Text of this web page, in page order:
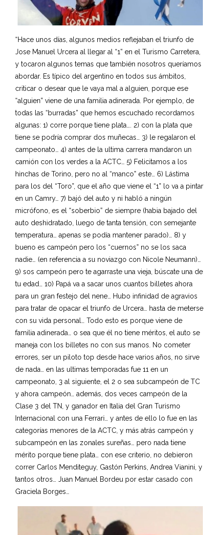
“Hace unos días, algunos medios reflejaban el triunfo de
Jose Manuel Urcera al llegar al “1” en el Turismo Carretera,
y tocaron algunos temas que también nosotros queríamos
abordar. Es típico del argentino en todos sus ámbitos,
criticar o desear que le vaya mal a alguien, porque ese
“alguien” viene de una familia adinerada. Por ejemplo, de
todas las “burradas” que hemos escuchado recordamos
algunas: 1) corre porque tiene plata…. 2) con la plata que
tiene se podría comprar dos muñecas… 3) le regalaron el
campeonato… 4) antes de la ultima carrera mandaron un
camión con los verdes a la ACTC… 5) Felicitamos a los
hinchas de Torino, pero no al “manco” este… 6) Lástima
para los del “Toro”, que el año que viene el “1” lo va a pintar
en un Camry… 7) bajó del auto y ni habló a ningún
micrófono, es el “soberbio” de siempre (habia bajado del
auto deshidratado, luego de tanta tensión, con semejante
temperatura… apenas se podía mantener parado)… 8) y
bueno es campeón pero los “cuernos” no se los saca
nadie… (en referencia a su noviazgo con Nicole Neumann)…
9) sos campeón pero te agarraste una vieja, búscate una de
tu edad… 10) Papá va a sacar unos cuantos billetes ahora
para un gran festejo del nene… Hubo infinidad de agravios
para tratar de opacar el triunfo de Urcera… hasta de meterse
con su vida personal… Todo esto es porque viene de
familia adinerada… o sea que él no tiene méritos, el auto se
maneja con los billetes no con sus manos. No cometer
errores, ser un piloto top desde hace varios años, no sirve
de nada… en las ultimas temporadas fue 11 en un
campeonato, 3 al siguiente, el 2 o sea subcampeón de TC
y ahora campeón… además, dos veces campeón de la
Clase 3 del TN, y ganador en Italia del Gran Turismo
Internacional con una Ferrari… y antes de ello lo fue en las
categorías menores de la ACTC, y más atrás campeón y
subcampeón en las zonales sureñas… pero nada tiene
mérito porque tiene plata… con ese criterio, no debieron
correr Carlos Menditeguy, Gastón Perkins, Andrea Vianini, y
tantos otros… Juan Manuel Bordeu por estar casado con
Graciela Borges…